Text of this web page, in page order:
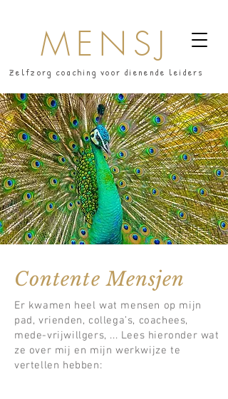
MENSJ
Zelfzorg coaching voor dienende leiders
Contente Mensjen
Er kwamen heel wat mensen op mijn
pad, vrienden, collega’s, coachees,
mede-vrijwillgers, ... Lees hieronder wat
ze over mij en mijn werkwijze te
vertellen hebben: